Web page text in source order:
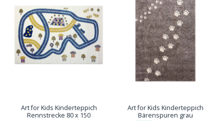
Art for Kids Kinderteppich
Rennstrecke 80 x 150
Art for Kids Kinderteppich
Bärenspuren grau